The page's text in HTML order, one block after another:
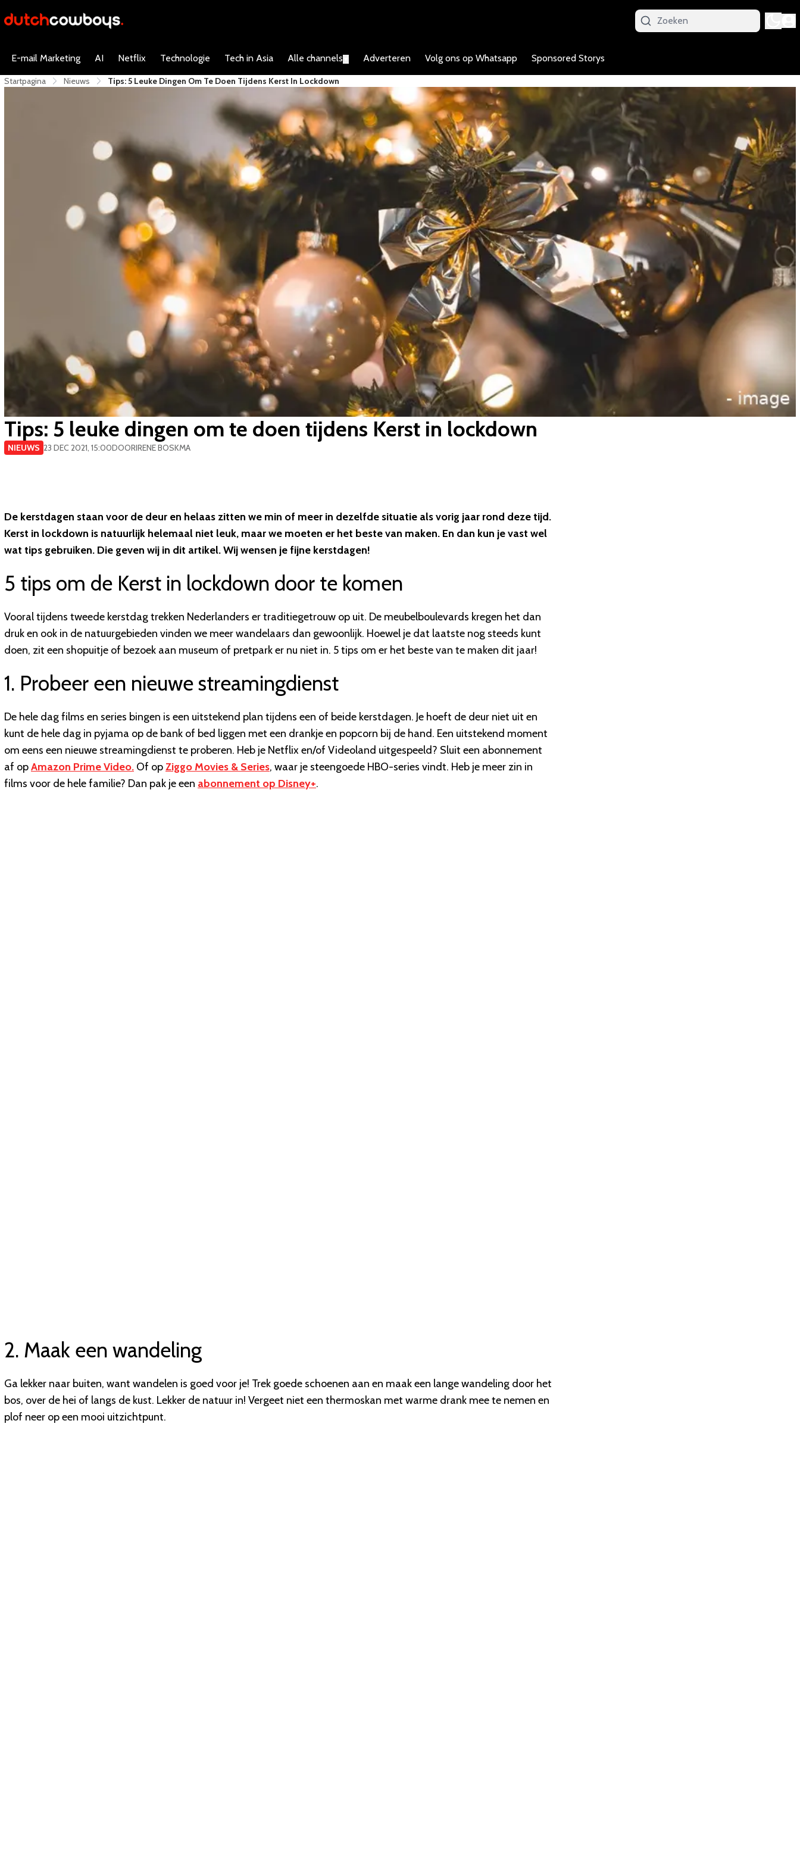
E-mail Marketing AI Netflix Technologie Tech in Asia Alle channels Adverteren Volg ons op Whatsapp Sponsored Storys
Startpagina Nieuws Tips: 5 Leuke Dingen Om Te Doen Tijdens Kerst In Lockdown
Tips: 5 leuke dingen om te doen tijdens Kerst in lockdown
NIEUWS 23 DEC 2021, 15:00DOORIRENE BOSKMA
De kerstdagen staan voor de deur en helaas zitten we min of meer in dezelfde situatie als vorig jaar rond deze tijd.
Kerst in lockdown is natuurlijk helemaal niet leuk, maar we moeten er het beste van maken. En dan kun je vast wel
wat tips gebruiken. Die geven wij in dit artikel. Wij wensen je fijne kerstdagen!
5 tips om de Kerst in lockdown door te komen
Vooral tijdens tweede kerstdag trekken Nederlanders er traditiegetrouw op uit. De meubelboulevards kregen het dan
druk en ook in de natuurgebieden vinden we meer wandelaars dan gewoonlijk. Hoewel je dat laatste nog steeds kunt
doen, zit een shopuitje of bezoek aan museum of pretpark er nu niet in. 5 tips om er het beste van te maken dit jaar!
1. Probeer een nieuwe streamingdienst
De hele dag films en series bingen is een uitstekend plan tijdens een of beide kerstdagen. Je hoeft de deur niet uit en
kunt de hele dag in pyjama op de bank of bed liggen met een drankje en popcorn bij de hand. Een uitstekend moment
om eens een nieuwe streamingdienst te proberen. Heb je Netflix en/of Videoland uitgespeeld? Sluit een abonnement
af opAmazon Prime Video. Of opZiggo Movies & Series, waar je steengoede HBO-series vindt. Heb je meer zin in
films voor de hele familie? Dan pak je een abonnement op Disney+.
2. Maak een wandeling
Ga lekker naar buiten, want wandelen is goed voor je! Trek goede schoenen aan en maak een lange wandeling door het
bos, over de hei of langs de kust. Lekker de natuur in! Vergeet niet een thermoskan met warme drank mee te nemen en
plof neer op een mooi uitzichtpunt.